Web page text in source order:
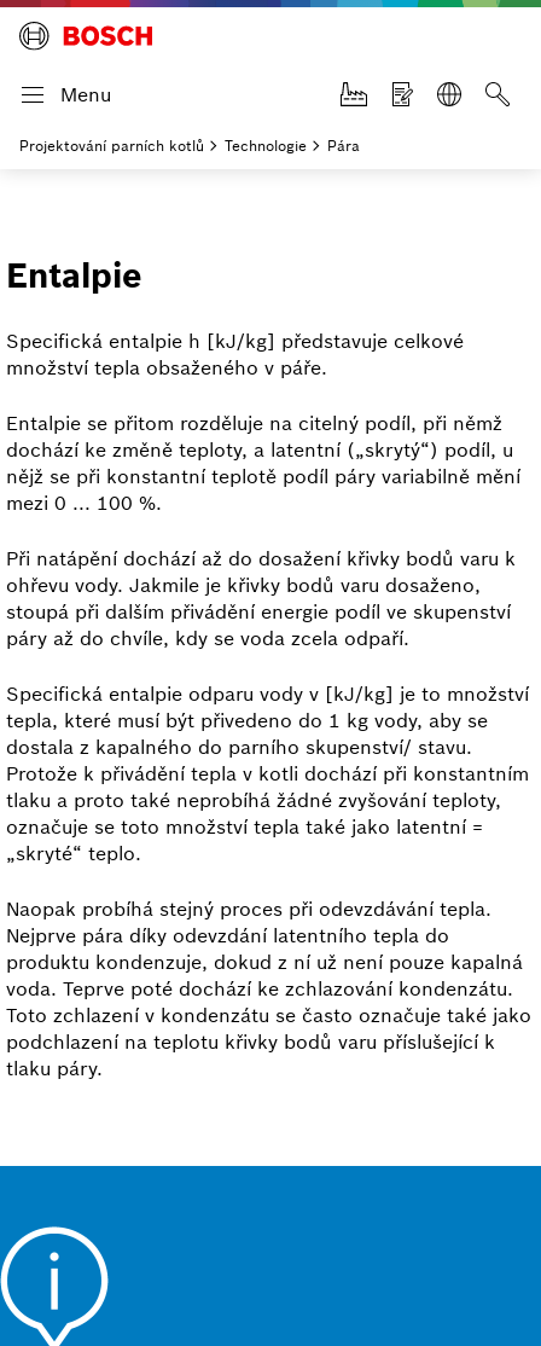
Menu
Projektování parních kotlů Technologie Pára
Entalpie
Specifická entalpie h [kJ/kg] představuje celkové
množství tepla obsaženého v páře.
Entalpie se přitom rozděluje na citelný podíl, při němž
dochází ke změně teploty, a latentní („skrytý“) podíl, u
nějž se při konstantní teplotě podíl páry variabilně mění
mezi 0 ... 100 %.
Při natápění dochází až do dosažení křivky bodů varu k
ohřevu vody. Jakmile je křivky bodů varu dosaženo,
stoupá při dalším přivádění energie podíl ve skupenství
páry až do chvíle, kdy se voda zcela odpaří.
Specifická entalpie odparu vody v [kJ/kg] je to množství
tepla, které musí být přivedeno do 1 kg vody, aby se
dostala z kapalného do parního skupenství/ stavu.
Protože k přivádění tepla v kotli dochází při konstantním
tlaku a proto také neprobíhá žádné zvyšování teploty,
označuje se toto množství tepla také jako latentní =
„skryté“ teplo.
Naopak probíhá stejný proces při odevzdávání tepla.
Nejprve pára díky odevzdání latentního tepla do
produktu kondenzuje, dokud z ní už není pouze kapalná
voda. Teprve poté dochází ke zchlazování kondenzátu.
Toto zchlazení v kondenzátu se často označuje také jako
podchlazení na teplotu křivky bodů varu příslušející k
tlaku páry.